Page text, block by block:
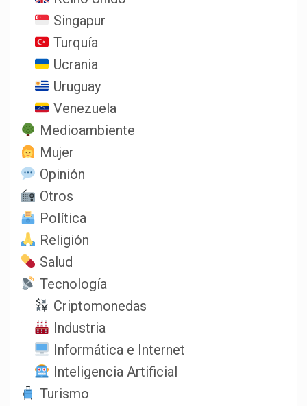
Singapur
Turquía
Ucrania
Uruguay
Venezuela
Medioambiente
Mujer
Opinión
Otros
Política
Religión
Salud
Tecnología
Criptomonedas
Industria
Informática e Internet
Inteligencia Artificial
Turismo